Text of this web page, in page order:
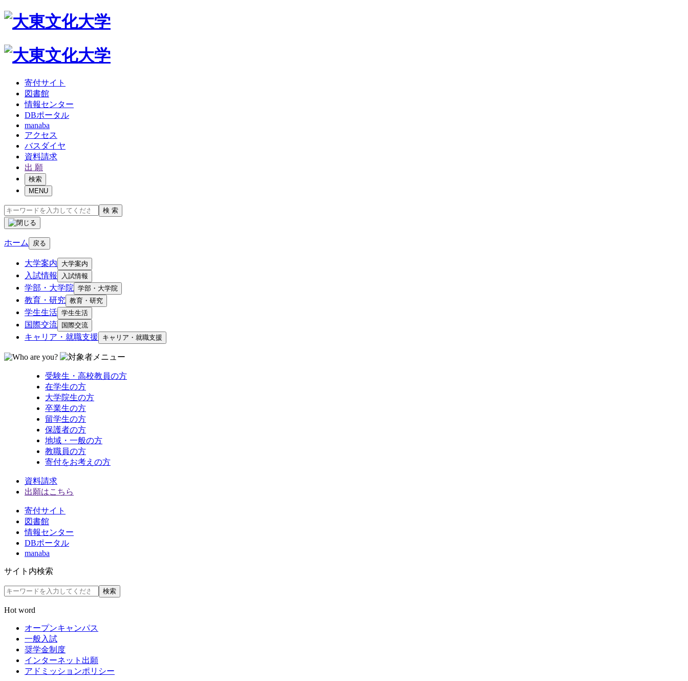
寄付サイト
図書館
情報センター
DBポータル
manaba
アクセス
バスダイヤ
資料請求
出 願
検索
MENU
検 索
ホーム 戻る
大学案内 大学案内
入試情報 入試情報
学部・大学院 学部・大学院
教育・研究 教育・研究
学生生活 学生生活
国際交流 国際交流
キャリア・就職支援 キャリア・就職支援
受験生・高校教員の方
在学生の方
大学院生の方
卒業生の方
留学生の方
保護者の方
地域・一般の方
教職員の方
寄付をお考えの方
資料請求
出願はこちら
寄付サイト
図書館
情報センター
DBポータル
manaba
サイト内検索
検索
Hot word
オープンキャンパス
一般入試
奨学金制度
インターネット出願
アドミッションポリシー